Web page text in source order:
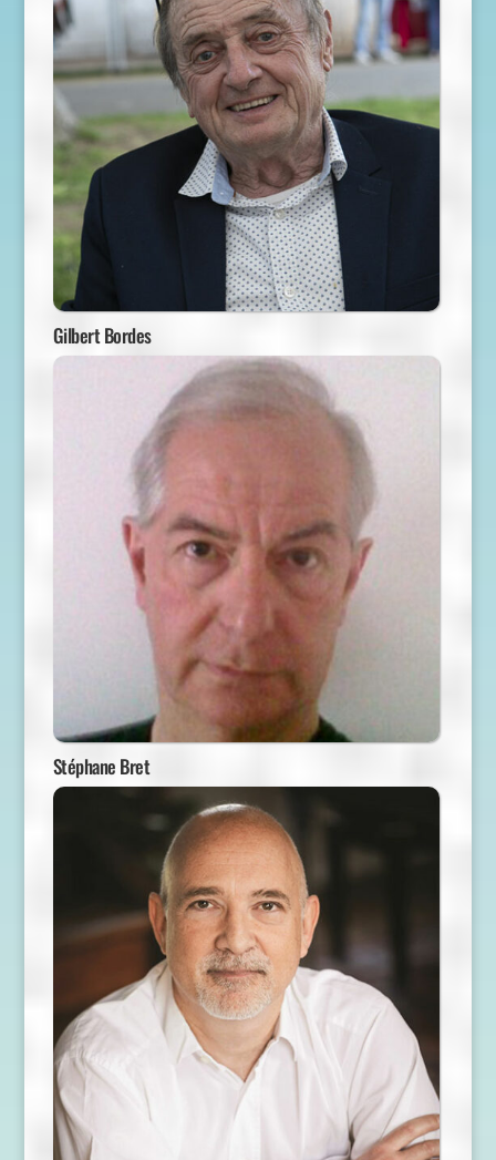
Gilbert Bordes
Stéphane Bret